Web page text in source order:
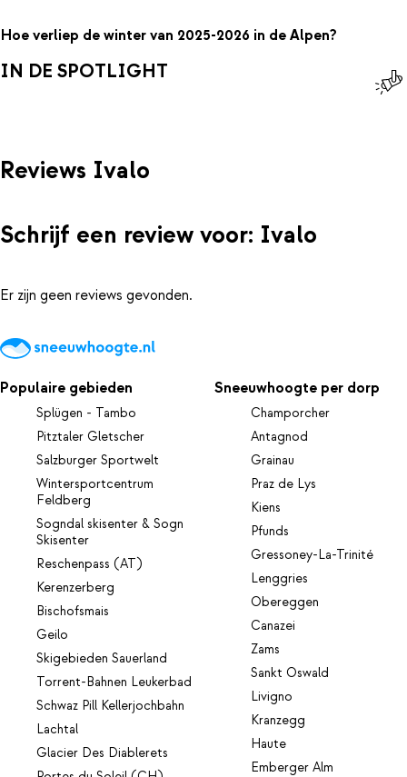
Hoe verliep de winter van 2025-2026 in de Alpen?
IN DE SPOTLIGHT
Reviews Ivalo
Schrijf een review voor: Ivalo
Er zijn geen reviews gevonden.
Populaire gebieden
Splügen - Tambo
Pitztaler Gletscher
Salzburger Sportwelt
Wintersportcentrum
Feldberg
Sogndal skisenter & Sogn
Skisenter
Reschenpass (AT)
Kerenzerberg
Bischofsmais
Geilo
Skigebieden Sauerland
Torrent-Bahnen Leukerbad
Schwaz Pill Kellerjochbahn
Lachtal
Glacier Des Diablerets
Sneeuwhoogte per dorp
Champorcher
Antagnod
Grainau
Praz de Lys
Kiens
Pfunds
Gressoney-La-Trinité
Lenggries
Obereggen
Canazei
Zams
Sankt Oswald
Livigno
Kranzegg
Haute
Emberger Alm